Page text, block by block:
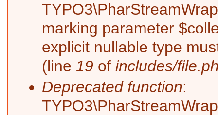
marking parameter
explicit nullable type
(line 19 ofincludes/
Deprecated function: